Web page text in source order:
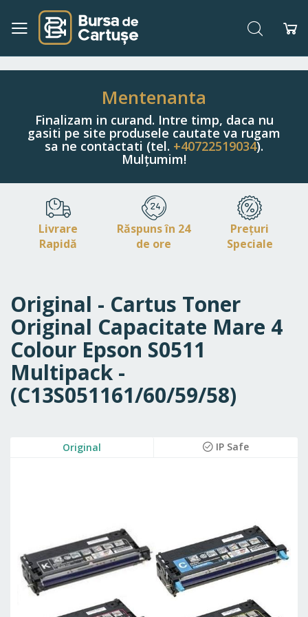
Navigați
Conținut
Căutare
Mentenanta
Finalizam in curand. Intre timp, daca nu
gasiti pe site produsele cautate va rugam
sa ne contactati (tel. +40722519034).
Mulțumim!
Livrare
Rapidă
Răspuns în 24
de ore
Prețuri
Speciale
Original - Cartus Toner
Original Capacitate Mare 4
Colour Epson S0511
Multipack -
(C13S051161/60/59/58)
Original IP Safe